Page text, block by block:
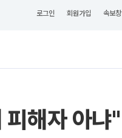
로그인 회원가입 속보창
해자 아냐"